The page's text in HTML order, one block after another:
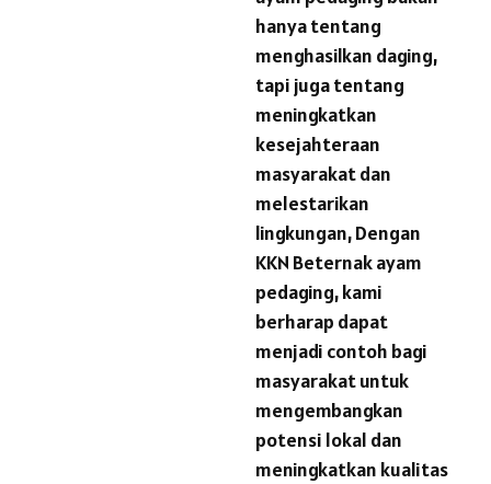
hanya tentang
menghasilkan daging,
tapi juga tentang
meningkatkan
kesejahteraan
masyarakat dan
melestarikan
lingkungan, Dengan
KKN Beternak ayam
pedaging, kami
berharap dapat
menjadi contoh bagi
masyarakat untuk
mengembangkan
potensi lokal dan
meningkatkan kualitas